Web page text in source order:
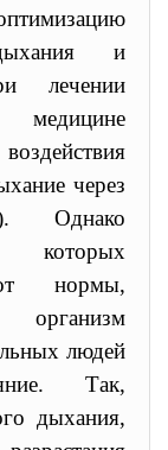
и
лечении
медицине
через
Однако
которых
от нормы,
людей
Так,
дыхания,